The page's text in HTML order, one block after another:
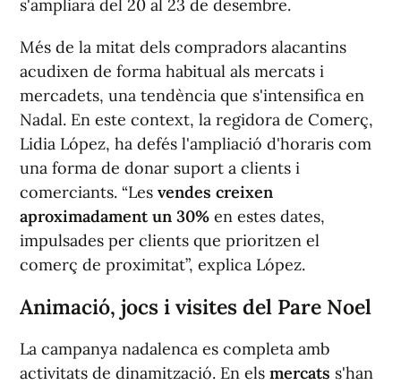
s'ampliarà del 20 al 23 de desembre.
Més de la mitat dels compradors alacantins
acudixen de forma habitual als mercats i
mercadets, una tendència que s'intensifica en
Nadal. En este context, la regidora de Comerç,
Lidia López, ha defés l'ampliació d'horaris com
una forma de donar suport a clients i
comerciants. “Les vendes creixen
aproximadament un 30% en estes dates,
impulsades per clients que prioritzen el
comerç de proximitat”, explica López.
Animació, jocs i visites del Pare Noel
La campanya nadalenca es completa amb
activitats de dinamització. En els mercats s'han